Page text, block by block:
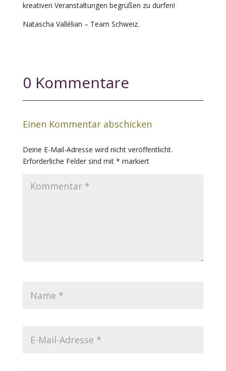
kreativen Veranstaltungen begrüßen zu dürfen!
Natascha Vallélian – Team Schweiz.
0 Kommentare
Einen Kommentar abschicken
Deine E-Mail-Adresse wird nicht veröffentlicht.
Erforderliche Felder sind mit * markiert